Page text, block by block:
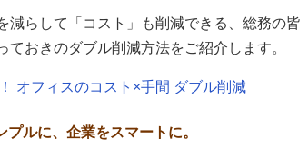
減らして「コスト」も削減できる、総務の皆
ておきのダブル削減方法をご紹介します。
オフィスのコスト×手間 ダブル削減
プルに、企業をスマートに。